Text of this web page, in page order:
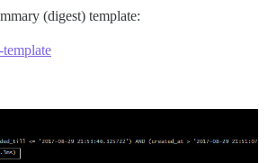
(digest) template: